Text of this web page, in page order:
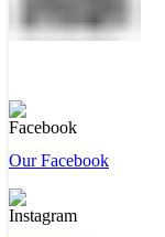
Our Facebook